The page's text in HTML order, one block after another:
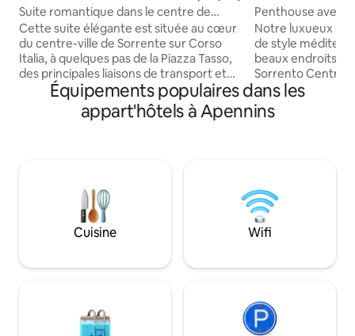
Suite romantique dans le centre de
Sorrente avec balcon et vue
Cette suite élégante est située au cœur
du centre-ville de Sorrente sur Corso
Italia, à quelques pas de la Piazza Tasso,
des principales liaisons de transport et
de toutes les principales attractions.
Cette suite moderne et lumineuse de
Sorrente comprend une chambre de
sur Corso Italia et Piazza Tasso. Un
excellent choix pour les couples ou les
petites familles avec un enfant qui
cherchent à passer quelques jours à
Penthouse avec
Sorrente avec
Notre luxueux et
de style
beaux endroits
Sorrento Centre.
merveilleuse et
pas de la Piazza
ferroviaire et
un niveau très
spécialisée, ainsi
vue sur la ville
confortables où
Équipements populaires dans les
appart'hôtels à Apennins
Cuisine Wifi